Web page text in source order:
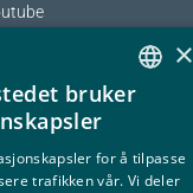
NORWEGIAN
×
bruker
for å tilpasse
trafikken vår. Vi deler